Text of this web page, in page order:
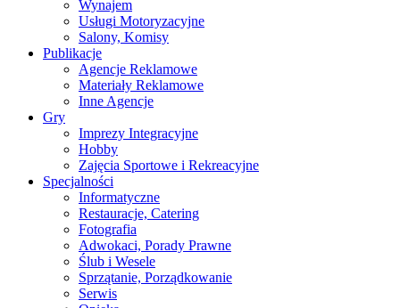
Wynajem
Usługi Motoryzacyjne
Salony, Komisy
Publikacje
Agencje Reklamowe
Materiały Reklamowe
Inne Agencje
Gry
Imprezy Integracyjne
Hobby
Zajęcia Sportowe i Rekreacyjne
Specjalności
Informatyczne
Restauracje, Catering
Fotografia
Adwokaci, Porady Prawne
Ślub i Wesele
Sprzątanie, Porządkowanie
Serwis